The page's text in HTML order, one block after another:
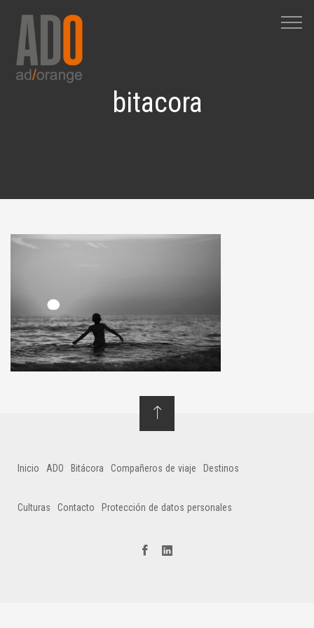
bitacora
Inicio ADO Bitácora Compañeros de viaje Destinos
Culturas Contacto Protección de datos personales